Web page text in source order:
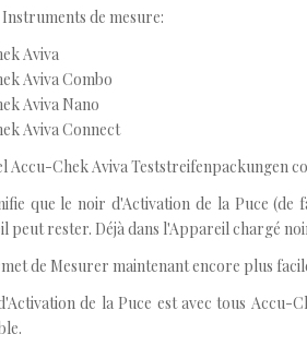
de mesure:
Aviva
Aviva Combo
Aviva Nano
Aviva Connect
Accu-Chek Aviva Teststreifenpackungen
que le noir d'Activation de la Puce (de
peut rester. Déjà dans l'Appareil chargé
de Mesurer maintenant encore plus
de la Puce est avec tous Accu-